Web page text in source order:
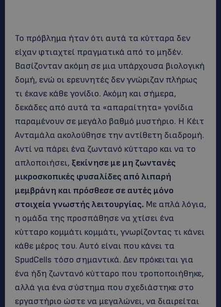
Το πρόβλημα ήταν ότι αυτά τα κύτταρα δεν
είχαν φτιαχτεί πραγματικά από το μηδέν.
Βασίζονταν ακόμη σε μια υπάρχουσα βιολογική
δομή, ενώ οι ερευνητές δεν γνώριζαν πλήρως
τι έκανε κάθε γονίδιο. Ακόμη και σήμερα,
δεκάδες από αυτά τα «απαραίτητα» γονίδια
παραμένουν σε μεγάλο βαθμό μυστήριο. Η Κέιτ
Ανταμάλα ακολούθησε την αντίθετη διαδρομή.
Αντί να πάρει ένα ζωντανό κύτταρο και να το
απλοποιήσει, ξεκίνησε με μη ζωντανές
μικροσκοπικές φυσαλίδες από λιπαρή
μεμβράνη και πρόσθεσε σε αυτές μόνο
στοιχεία γνωστής λειτουργίας. Με απλά λόγια,
η ομάδα της προσπάθησε να χτίσει ένα
κύτταρο κομμάτι κομμάτι, γνωρίζοντας τι κάνει
κάθε μέρος του. Αυτό είναι που κάνει τα
SpudCells τόσο σημαντικά. Δεν πρόκειται για
ένα ήδη ζωντανό κύτταρο που τροποποιήθηκε,
αλλά για ένα σύστημα που σχεδιάστηκε στο
εργαστήριο ώστε να μεγαλώνει, να διαιρείται